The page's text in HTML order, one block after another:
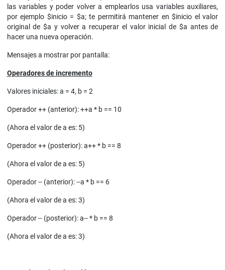
las variables y poder volver a emplearlos usa variables auxiliares,
por ejemplo $inicio = $a; te permitirá mantener en $inicio el valor
original de $a y volver a recuperar el valor inicial de $a antes de
hacer una nueva operación.
Mensajes a mostrar por pantalla:
Operadores de incremento
Valores iniciales: a = 4, b = 2
Operador ++ (anterior): ++a * b == 10
(Ahora el valor de a es: 5)
Operador ++ (posterior): a++ * b == 8
(Ahora el valor de a es: 5)
Operador -- (anterior): --a * b == 6
(Ahora el valor de a es: 3)
Operador -- (posterior): a-- * b == 8
(Ahora el valor de a es: 3)